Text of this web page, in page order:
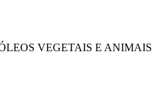
VEGETAIS E